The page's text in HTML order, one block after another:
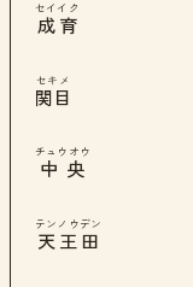
成育
セイイク
関目
セキメ
中央
チュウオウ
天王田
テンノウデン